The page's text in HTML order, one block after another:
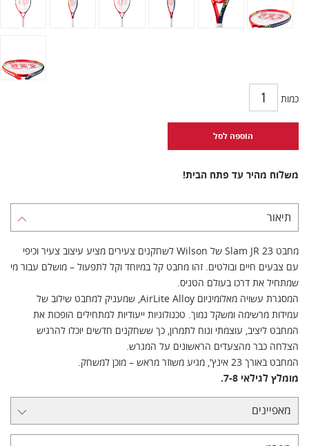
כמות
הוספה לסל
משלוח מהיר עד פתח הבית!
תיאור
מחבט Slam JR 23 של Wilson לשחקנים צעירים מציע עיצוב צעיר וכיפי
עם צבעים חיים ובולטים. זהו מחבט קל במיוחד וקל לתפעול – מושלם עבור מי
שמתחיל את דרכו בעולם הטניס.
המסגרת עשויה מאלומיניום AirLite Alloy, שמעניק למחבט שילוב של
עמידות מרשימה ומשקל נמוך. טכנולוגיות ייעודיות למתחילים הופכות את
המחבט ליציב, עוצמתי ונוח לתמרון, כך ששחקנים חדשים יוכלו להרגיש
הצלחה כבר מהצעדים הראשונים על המגרש.
המחבט באורך 23 אינץ', מגיע משוזר מראש – מוכן למשחק.
מומלץ לגילאי 7-8.
מאפיינים